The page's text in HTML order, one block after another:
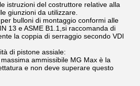
istruzioni del costruttore relative alla
giunzioni da utilizzare.
bulloni di montaggio conformi alle
13 e ASME B1.1,si raccomanda di
la coppia di serraggio secondo VDI
di pistone assiale:
ammissibile MG Max è la
e non deve superare questo